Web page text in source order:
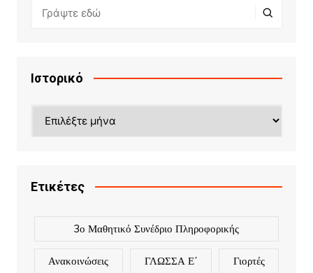
Ιστορικό
Ετικέτες
3ο Μαθητικό Συνέδριο Πληροφορικής
Ανακοινώσεις ΓΛΩΣΣΑ Ε΄ Γιορτές